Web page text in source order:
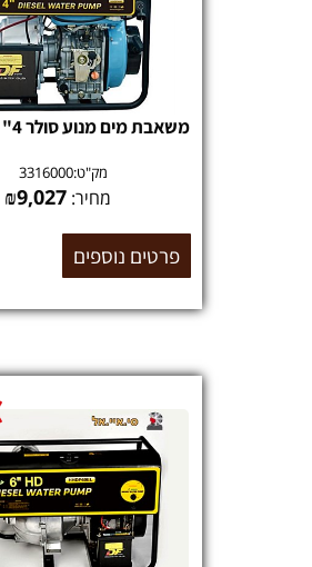
משאבת מים מנוע סולר 4" SP100R
מק"ט:3316000
מחיר: ₪9,027
פרטים נוספים